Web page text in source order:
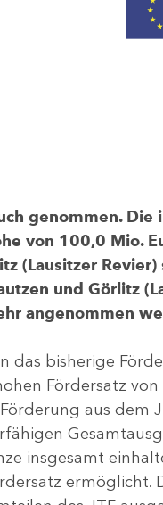
genommen. Die
von 100,0 Mio.
(Lausitzer
und Görlitz
angenommen
das bisherige
Fördersatz von
aus dem
insgesamt
ermöglicht.